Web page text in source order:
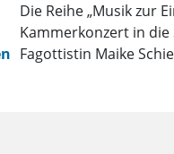
Die Reihe „Musik zur
Kammerkonzert in
Fagottistin Maike